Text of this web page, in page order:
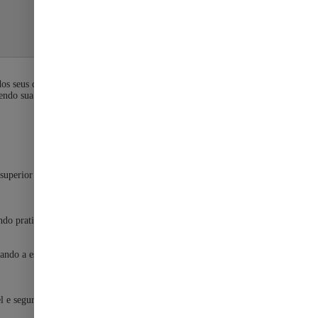
seus dispositivos. Com certificação Qi2 e compatibilidade com
sua rotina mais organizada e eficiente.
em comparação aos carregadores convencionais de
praticidade e eficiência no dia a dia.
a estabilidade e a eficiência da transmissão de
seguro para seus dispositivos.